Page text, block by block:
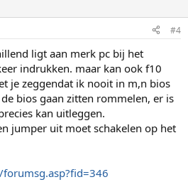
#4
ligt aan merk pc bij het
indrukken. maar kan ook f10
je zeggendat ik nooit in m,n bios
bios gaan zitten rommelen, er is
kan uitleggen.
jumper uit moet schakelen op het